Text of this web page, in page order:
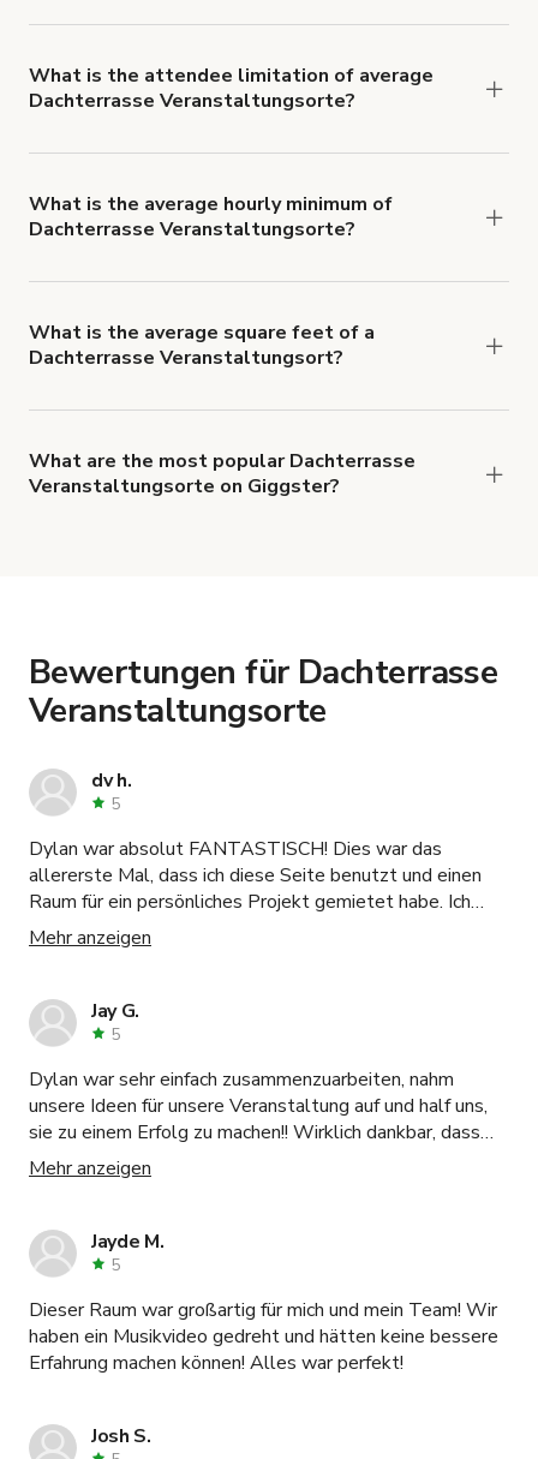
What is the attendee limitation of average
Dachterrasse Veranstaltungsorte?
average 15 people per booking.
What is the average hourly minimum of
Dachterrasse Veranstaltungsorte?
What is the average square feet of a
Dachterrasse Veranstaltungsort?
size of 133208816 square feet.
What are the most popular Dachterrasse
Veranstaltungsorte on Giggster?
Bewertungen für Dachterrasse
Veranstaltungsorte
dv h.
5
Dylan war absolut FANTASTISCH! Dies war das
allererste Mal, dass ich diese Seite benutzt und einen
Raum für ein persönliches Projekt gemietet habe. Ich
hatte so viele Fragen und Dylan war sehr gründlich und
stellte sicher, dass ich alles verstanden hatte, bevor die
und hatte alles, was ich brauchte. Ich werde definitiv in
ein paar Monaten zurückkommen, um eine noch größere
mehrere Tage unser Zuhause sein. Ich komme oft wegen
der Arbeit nach Toronto und dies ist der Ort, den ich am
besten kenne. Er liegt im Herzen des Entertainment-
Distrikts, in der Nähe von Restaurants, Verkehrsmitteln
sehen, warum er bei so vielen Leuten beliebt ist. Ich
freue mich darauf, bald Geschäfte mit dir zu machen.
Prost!
Mehr anzeigen
Jay G.
5
Dylan war sehr einfach zusammenzuarbeiten, nahm
unsere Ideen für unsere Veranstaltung auf und half uns,
sie zu einem Erfolg zu machen!! Wirklich dankbar, dass
der Gastgeber mit den Ideen seiner Kunden mitmacht!!
Mehr anzeigen
Jayde M.
5
Dieser Raum war großartig für mich und mein Team! Wir
haben ein Musikvideo gedreht und hätten keine bessere
Erfahrung machen können! Alles war perfekt!
Josh S.